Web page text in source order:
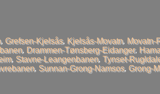
, Grefsen-Kjelsås, Kjelsås-Movatn, Movatn-
, Drammen-Tønsberg-Eidanger,
, Stavne-Leangenbanen, Tynset-
, Sunnan-Grong-Namsos, Grong-